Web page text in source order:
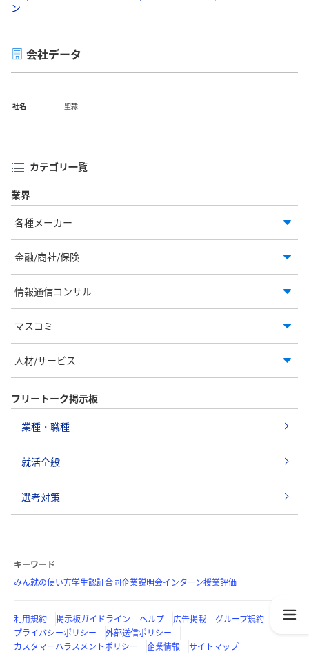
ン
会社データ
社名 聖隷
カテゴリ一覧
業界
各種メーカー
金融/商社/保険
情報通信コンサル
マスコミ
人材/サービス
フリートーク掲示板
業種・職種
就活全般
選考対策
キーワード
みん就の使い方学生認証合同企業説明会インターン授業評価
利用規約 掲示板ガイドライン ヘルプ 広告掲載
グループ規約
プライバシーポリシー
外部送信ポリシー
カスタマーハラスメントポリシー
企業情報 サイトマップ